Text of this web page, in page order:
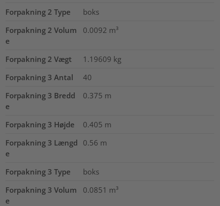
Forpakning 2 Type
boks
Forpakning 2 Volum
e
0.0092 m³
Forpakning 2 Vægt 1.19609 kg
Forpakning 3 Antal
40
Forpakning 3 Bredd
e
0.375 m
Forpakning 3 Højde 0.405 m
Forpakning 3 Længd
e
0.56 m
Forpakning 3 Type
boks
Forpakning 3 Volum
e
0.0851 m³